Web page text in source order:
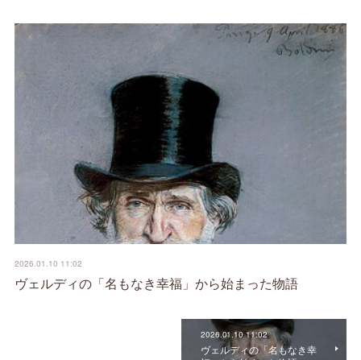
2026.01.10 11:02
ヴェルディの「名もなき幸福」から始まった物語
2026.01.10 11:02
ヴェルディの「名もなき幸